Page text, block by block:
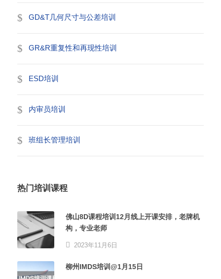
GD&T几何尺寸与公差培训
GR&R重复性和再现性培训
ESD培训
内审员培训
班组长管理培训
热门培训课程
佛山8D课程培训12月线上开课安排，老牌机
构，专业老师
2023年11月6日
柳州IMDS培训@1月15日